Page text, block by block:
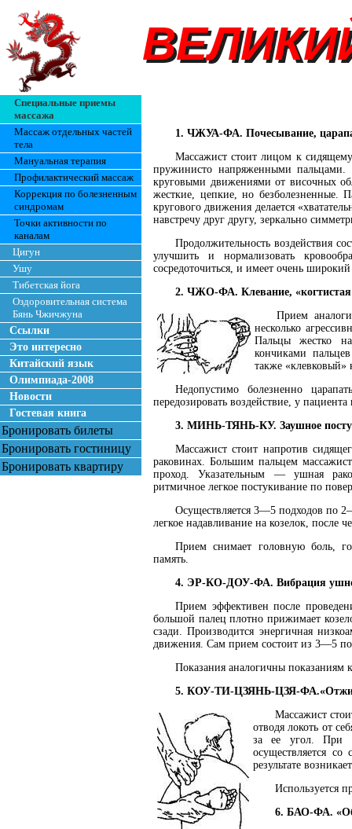
1. ЧЖУА-ФА. Почесывание,
Массажист стоит лицом к
пружинисто напряженными пальцами.
круговыми движениями от височных
жесткие, цепкие, но безболезненные.
кругового движения делается
навстречу друг другу, зеркально
Продолжительность воздействия
улучшить и нормализовать
сосредоточиться, и имеет очень
2. ЧЖО-ФА. Клевание, «когтистая
Прием
несколько
Пальцы жестко
кончиками
также «клевковый»
Недопустимо болезненно
передозировать воздействие, у
3. МИНЬ-ТЯНЬ-КУ. Заушное
Массажист стоит напротив
раковинах. Большим пальцем
проход. Указательным — ушная
ритмичное легкое постукивание по
Осуществляется 3—5 подходов по
легкое надавливание на козелок, после
Прием снимает головную боль,
память.
4. ЭР-КО-ДОУ-ФА. Вибрация
Прием эффективен после
большой палец плотно прижимает
сзади. Производится энергичная
движения. Сам прием состоит из 3—5
Показания аналогичны показаниям
5. КОУ-ТИ-ЦЗЯНЬ-ЦЗЯ-
Массажист
отводя локоть от
за ее угол. При
осуществляется
результате
Используется
6. БАО-ФА.
Специальные приемы
массажа
Массаж отдельных частей
тела
Мануальная терапия
Профилактический массаж
Коррекция по болезненным
синдромам
Точки активности по
каналам
Цигун
Ушу
Тибетская йога
Оздоровительная система
Бянь Чжичжуна
Ссылки
Это интересно
Китайский язык
Олимпиада-2008
Новости
Гостевая книга
Бронировать билеты
Бронировать гостиницу
Бронировать квартиру